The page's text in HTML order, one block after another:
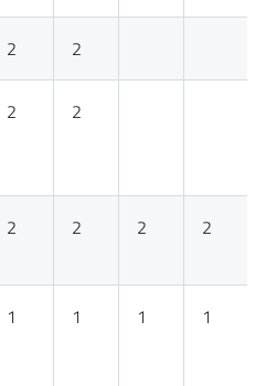
2 2
2 2
2 2 2 2
1 1 1 1